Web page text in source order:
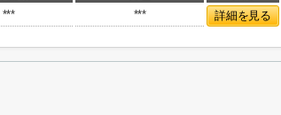
*** *** 詳細を見る